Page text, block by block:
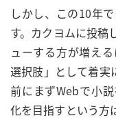
しかし、この10年
す。カクヨムに投稿
ューする方が増え
選択肢」として着実
前にまずWebで小
化を目指すという方